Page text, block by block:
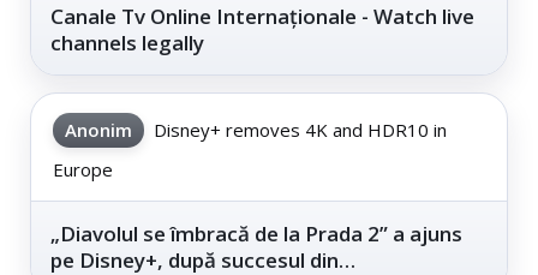
Canale Tv Online Internaționale - Watch live
channels legally
Anonim
Disney+ removes 4K and HDR10 in
Europe
„Diavolul se îmbracă de la Prada 2” a ajuns
pe Disney+, după succesul din